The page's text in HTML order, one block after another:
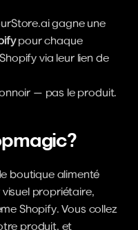
pour chaque
via leur lien de
— pas le produit.
boutique alimenté
propriétaire,
Shopify. Vous collez
produit, et